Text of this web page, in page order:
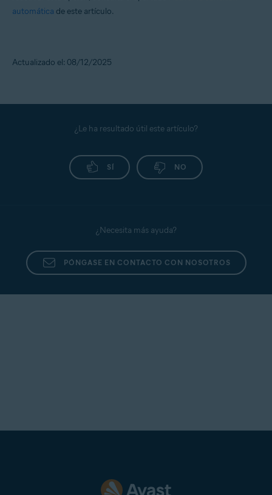
automática de este artículo.
Actualizado el: 08/12/2025
¿Le ha resultado útil este artículo?
SÍ NO
¿Necesita más ayuda?
PÓNGASE EN CONTACTO CON NOSOTROS